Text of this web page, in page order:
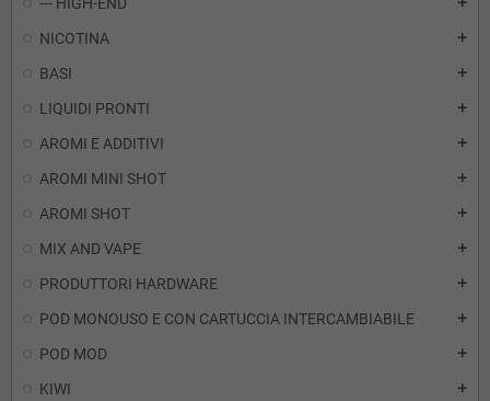
add
NICOTINA add
BASI add
LIQUIDI PRONTI add
AROMI E ADDITIVI add
AROMI MINI SHOT add
AROMI SHOT add
MIX AND VAPE add
PRODUTTORI HARDWARE add
POD MONOUSO E CON CARTUCCIA INTERCAMBIABILE add
POD MOD add
KIWI add